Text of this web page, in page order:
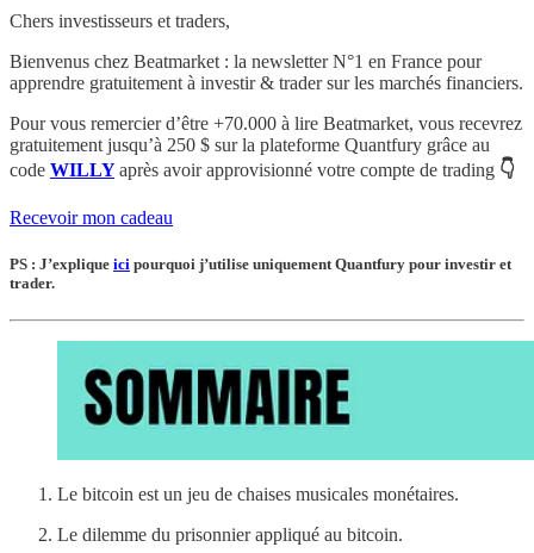
Chers investisseurs et traders,
Bienvenus chez Beatmarket : la newsletter N°1 en France pour
apprendre gratuitement à investir & trader sur les marchés financiers.
Pour vous remercier d’être +70.000 à lire Beatmarket, vous recevrez
gratuitement jusqu’à 250 $ sur la plateforme Quantfury grâce au
code WILLY après avoir approvisionné votre compte de trading 👇
Recevoir mon cadeau
PS : J’explique ici pourquoi j’utilise uniquement Quantfury pour investir et
trader.
Le bitcoin est un jeu de chaises musicales monétaires.
Le dilemme du prisonnier appliqué au bitcoin.